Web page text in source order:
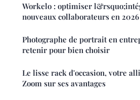
Workelo : optimiser
nouveaux collaborateurs en 2026
Photographe de portrait en
retenir pour bien choisir
Le lisse rack d'occasion, votre
Zoom sur ses avantages